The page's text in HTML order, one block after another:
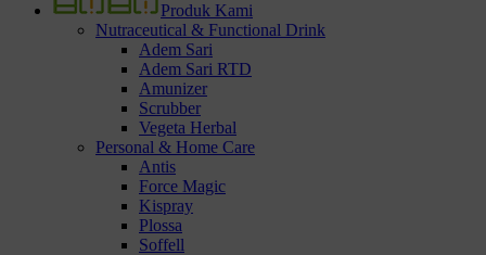
Produk Kami
Nutraceutical & Functional Drink
Adem Sari
Adem Sari RTD
Amunizer
Scrubber
Vegeta Herbal
Personal & Home Care
Antis
Force Magic
Kispray
Plossa
Soffell